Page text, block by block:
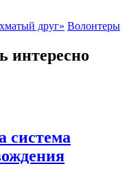
друг» Волонтеры
интересно
система